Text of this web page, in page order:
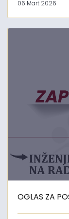
06 Mart 2026
OGLAS ZA